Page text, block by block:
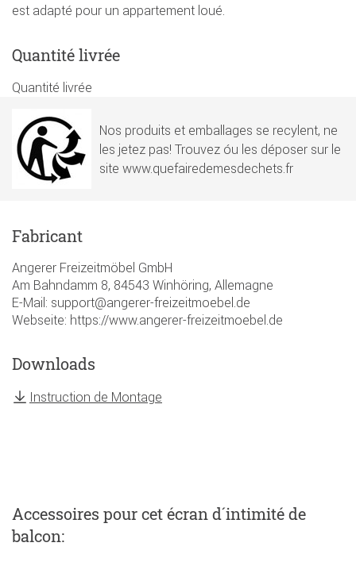
est adapté pour un appartement loué.
Quantité livrée
Quantité livrée
Nos produits et emballages se recylent, ne
les jetez pas! Trouvez óu les déposer sur le
site www.quefairedemesdechets.fr
Fabricant
Angerer Freizeitmöbel GmbH
Am Bahndamm 8, 84543 Winhöring, Allemagne
E-Mail: support@angerer-freizeitmoebel.de
Webseite: https://www.angerer-freizeitmoebel.de
Downloads
Instruction de Montage
Accessoires pour cet écran d´intimité de
balcon: